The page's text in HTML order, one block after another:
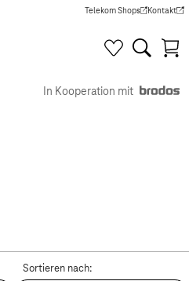
Telekom Shops
(Wird in einem neuen Tab
Kontakt
(Wird in
In Kooperation mit
Sortieren nach: